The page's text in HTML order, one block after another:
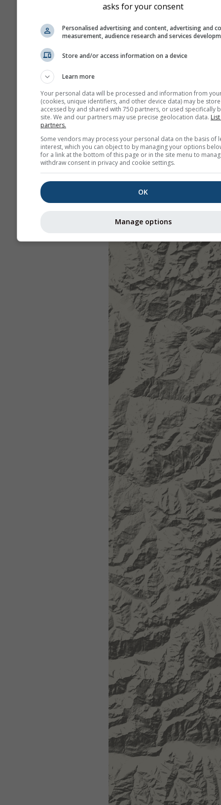
asks for your consent
Personalised advertising and content, advertising and
measurement, audience research and services
Store and/or access information on a device
Learn more
Your personal data will be processed and information from
(cookies, unique identifiers, and other device data) may be
accessed by and shared with 750 partners, or used specifically
site. We and our partners may use precise geolocation data.
partners.
Some vendors may process your personal data on the basis of
interest, which you can object to by managing your options
for a link at the bottom of this page or in the site menu to
withdraw consent in privacy and cookie settings.
OK
Manage options